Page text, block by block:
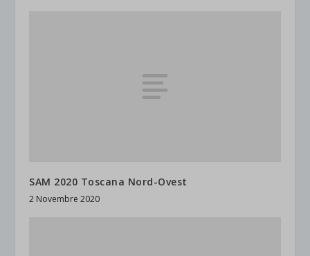
SAM 2020 Toscana Nord-Ovest
2 Novembre 2020